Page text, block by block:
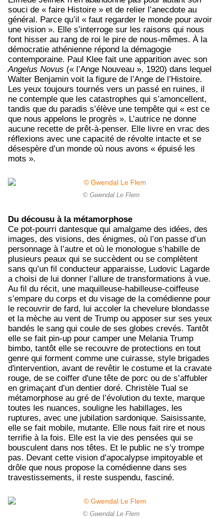
souci de « faire Histoire » et de relier l’anecdote au
général. Parce qu’il « faut regarder le monde pour avoir
une vision ». Elle s’interroge sur les raisons qui nous
font hisser au rang de roi le pire de nous-mêmes. À la
démocratie athénienne répond la démagogie
contemporaine. Paul Klee fait une apparition avec son
Angelus Novus (« l’Ange Nouveau », 1920) dans lequel
Walter Benjamin voit la figure de l’Ange de l’Histoire.
Les yeux toujours tournés vers un passé en ruines, il
ne contemple que les catastrophes qui s’amoncellent,
tandis que du paradis s’élève une tempête qui « est ce
que nous appelons le progrès ». L’autrice ne donne
aucune recette de prêt-à-penser. Elle livre en vrac des
réflexions avec une capacité de révolte intacte et se
désespère d’un monde où nous avons « épuisé les
mots ».
© Gwendal Le Flem
Du décousu à la métamorphose
Ce pot-pourri dantesque qui amalgame des idées, des
images, des visions, des énigmes, où l’on passe d’un
personnage à l’autre et où le monologue s’habille de
plusieurs peaux qui se succèdent ou se complètent
sans qu’un fil conducteur apparaisse, Ludovic Lagarde
a choisi de lui donner l’allure de transformations à vue.
Au fil du récit, une maquilleuse-habilleuse-coiffeuse
s’empare du corps et du visage de la comédienne pour
le recouvrir de fard, lui accoler la chevelure blondasse
et la mèche au vent de Trump ou apposer sur ses yeux
bandés le sang qui coule de ses globes crevés. Tantôt
elle se fait pin-up pour camper une Melania Trump
bimbo, tantôt elle se recouvre de protections en tout
genre qui forment comme une cuirasse, style brigades
d'intervention, avant de revêtir le costume et la cravate
rouge, de se coiffer d'une tête de porc ou de s’affubler
en grimaçant d’un dentier doré. Christèle Tual se
métamorphose au gré de l’évolution du texte, marque
toutes les nuances, souligne les habillages, les
ruptures, avec une jubilation sardonique. Saisissante,
elle se fait mobile, mutante. Elle nous fait rire et nous
terrifie à la fois. Elle est la vie des pensées qui se
bousculent dans nos têtes. Et le public ne s’y trompe
pas. Devant cette vision d’apocalypse impitoyable et
drôle que nous propose la comédienne dans ses
travestissements, il reste suspendu, fasciné.
© Gwendal Le Flem